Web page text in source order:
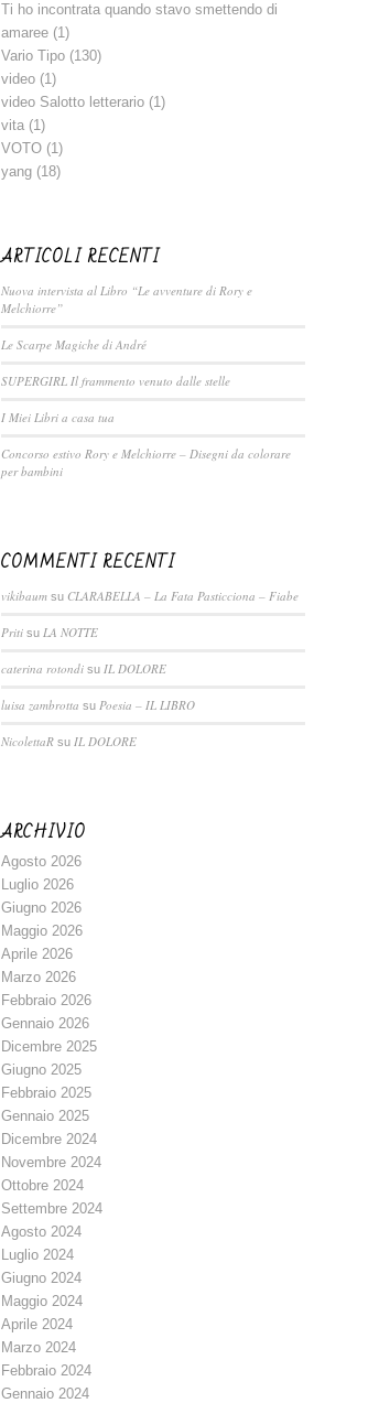
Ti ho incontrata quando stavo smettendo di
amaree (1)
Vario Tipo (130)
video (1)
video Salotto letterario (1)
vita (1)
VOTO (1)
yang (18)
ARTICOLI RECENTI
Nuova intervista al Libro “Le avventure di Rory e
Melchiorre”
Le Scarpe Magiche di André
SUPERGIRL Il frammento venuto dalle stelle
I Miei Libri a casa tua
Concorso estivo Rory e Melchiorre – Disegni da colorare
per bambini
COMMENTI RECENTI
vikibaum su CLARABELLA – La Fata Pasticciona – Fiabe
Priti su LA NOTTE
caterina rotondi su IL DOLORE
luisa zambrotta su Poesia – IL LIBRO
NicolettaR su IL DOLORE
ARCHIVIO
Agosto 2026
Luglio 2026
Giugno 2026
Maggio 2026
Aprile 2026
Marzo 2026
Febbraio 2026
Gennaio 2026
Dicembre 2025
Giugno 2025
Febbraio 2025
Gennaio 2025
Dicembre 2024
Novembre 2024
Ottobre 2024
Settembre 2024
Agosto 2024
Luglio 2024
Giugno 2024
Maggio 2024
Aprile 2024
Marzo 2024
Febbraio 2024
Gennaio 2024